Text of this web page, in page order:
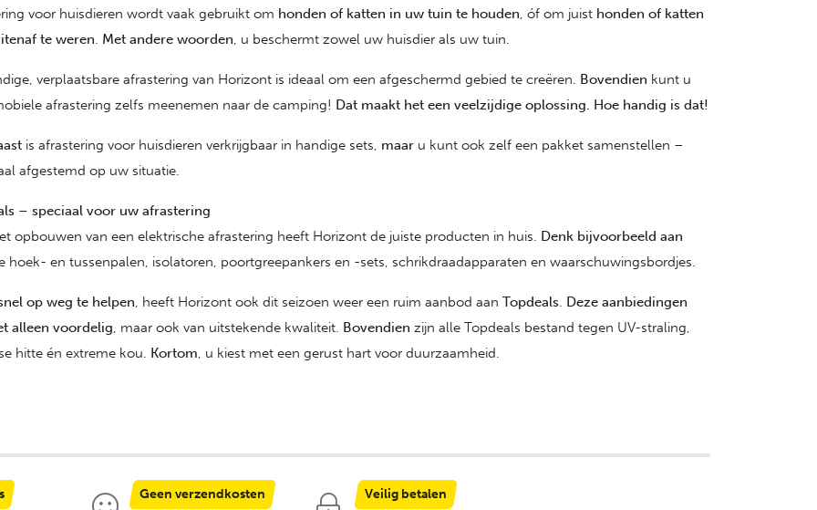
voor huisdieren wordt vaak gebruikt om honden of katten in uw tuin te houden, óf om juist honden of katten
te weren. Met andere woorden, u beschermt zowel uw huisdier als uw tuin.
verplaatsbare afrastering van Horizont is ideaal om een afgeschermd gebied te creëren. Bovendien kunt u
afrastering zelfs meenemen naar de camping! Dat maakt het een veelzijdige oplossing. Hoe handig is dat!
is afrastering voor huisdieren verkrijgbaar in handige sets, maar u kunt ook zelf een pakket samenstellen –
afgestemd op uw situatie.
– speciaal voor uw afrastering
opbouwen van een elektrische afrastering heeft Horizont de juiste producten in huis. Denk bijvoorbeeld aan
hoek- en tussenpalen, isolatoren, poortgreepankers en -sets, schrikdraadapparaten en waarschuwingsbordjes.
op weg te helpen, heeft Horizont ook dit seizoen weer een ruim aanbod aan Topdeals. Deze aanbiedingen
alleen voordelig, maar ook van uitstekende kwaliteit. Bovendien zijn alle Topdeals bestand tegen UV-straling,
hitte én extreme kou. Kortom, u kiest met een gerust hart voor duurzaamheid.
Geen verzendkosten Veilig betalen